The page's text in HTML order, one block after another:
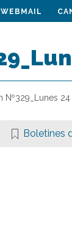
Nº329_Lunes
Boletines